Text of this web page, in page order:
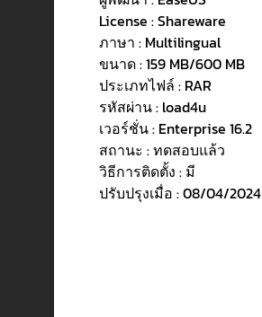
License : Shareware
ภาษา : Multilingual
ขนาด : 159 MB/600 MB
ประเภทไฟล์ : RAR
รหัสผ่าน : load4u
เวอร์ชั่น : Enterprise 16.2
สถานะ : ทดสอบแล้ว
วิธีการติดตั้ง : มี
ปรับปรุงเมื่อ : 08/04/2024